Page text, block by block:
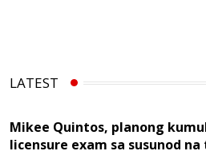
LATEST
Mikee Quintos, planong
licensure exam sa susunod na